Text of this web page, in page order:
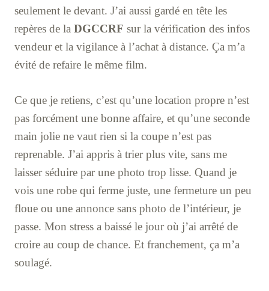
seulement le devant. J’ai aussi gardé en tête les
repères de la DGCCRF sur la vérification des infos
vendeur et la vigilance à l’achat à distance. Ça m’a
évité de refaire le même film.
Ce que je retiens, c’est qu’une location propre n’est
pas forcément une bonne affaire, et qu’une seconde
main jolie ne vaut rien si la coupe n’est pas
reprenable. J’ai appris à trier plus vite, sans me
laisser séduire par une photo trop lisse. Quand je
vois une robe qui ferme juste, une fermeture un peu
floue ou une annonce sans photo de l’intérieur, je
passe. Mon stress a baissé le jour où j’ai arrêté de
croire au coup de chance. Et franchement, ça m’a
soulagé.